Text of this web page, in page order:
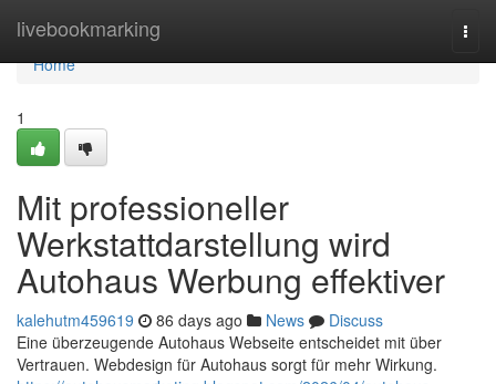
livebookmarking
Home
Home
1
Mit professioneller
Werkstattdarstellung wird
Autohaus Werbung effektiver
kalehutm459619 86 days ago News
Discuss
Eine überzeugende Autohaus Webseite entscheidet mit über
Vertrauen. Webdesign für Autohaus sorgt für mehr Wirkung.